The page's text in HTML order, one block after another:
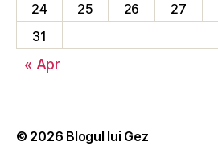
24
25 26 27
31
« Apr
© 2026 Blogul lui Gez